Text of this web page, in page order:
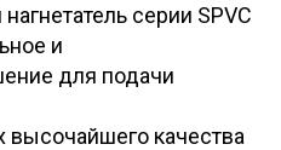
серии SPVC
и
для подачи
качества